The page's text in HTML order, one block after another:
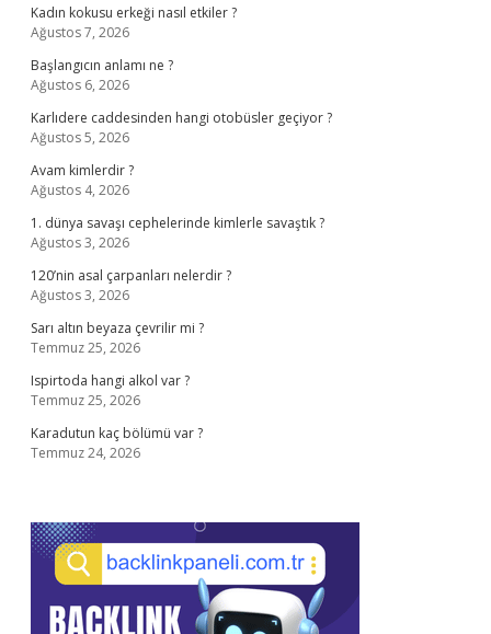
Kadın kokusu erkeği nasıl etkiler ?
Ağustos 7, 2026
Başlangıcın anlamı ne ?
Ağustos 6, 2026
Karlıdere caddesinden hangi otobüsler geçiyor ?
Ağustos 5, 2026
Avam kimlerdir ?
Ağustos 4, 2026
1. dünya savaşı cephelerinde kimlerle savaştık ?
Ağustos 3, 2026
120’nin asal çarpanları nelerdir ?
Ağustos 3, 2026
Sarı altın beyaza çevrilir mi ?
Temmuz 25, 2026
Ispirtoda hangi alkol var ?
Temmuz 25, 2026
Karadutun kaç bölümü var ?
Temmuz 24, 2026